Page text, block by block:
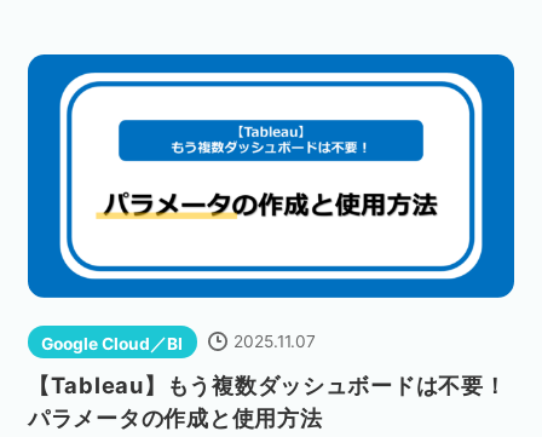
アドテクノロジー 広告クリエイティブ
Webサイト構築 EC
SEO ホワイトペーパー
Google Cloud／BI 2025.11.07
【Tableau】もう複数ダッシュボードは不要！
パラメータの作成と使用方法